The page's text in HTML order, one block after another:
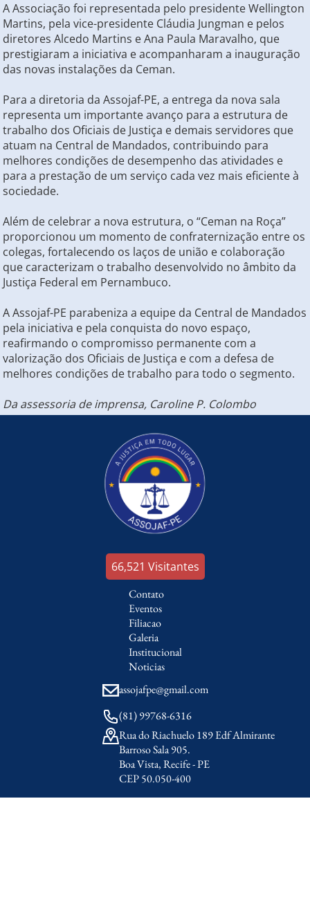
A Associação foi representada pelo presidente Wellington
Martins, pela vice-presidente Cláudia Jungman e pelos
diretores Alcedo Martins e Ana Paula Maravalho, que
prestigiaram a iniciativa e acompanharam a inauguração
das novas instalações da Ceman.
Para a diretoria da Assojaf-PE, a entrega da nova sala
representa um importante avanço para a estrutura de
trabalho dos Oficiais de Justiça e demais servidores que
atuam na Central de Mandados, contribuindo para
melhores condições de desempenho das atividades e
para a prestação de um serviço cada vez mais eficiente à
sociedade.
Além de celebrar a nova estrutura, o “Ceman na Roça”
proporcionou um momento de confraternização entre os
colegas, fortalecendo os laços de união e colaboração
que caracterizam o trabalho desenvolvido no âmbito da
Justiça Federal em Pernambuco.
A Assojaf-PE parabeniza a equipe da Central de Mandados
pela iniciativa e pela conquista do novo espaço,
reafirmando o compromisso permanente com a
valorização dos Oficiais de Justiça e com a defesa de
melhores condições de trabalho para todo o segmento.
Da assessoria de imprensa, Caroline P. Colombo
66,521 Visitantes
Contato
Eventos
Filiacao
Galeria
Institucional
Noticias
assojafpe@gmail.com
(81) 99768-6316
Rua do Riachuelo 189 Edf Almirante
Barroso Sala 905.
Boa Vista, Recife - PE
CEP 50.050-400